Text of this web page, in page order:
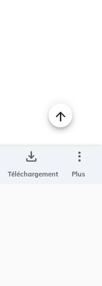
save_alt
Téléchargement
more_vert
Plus